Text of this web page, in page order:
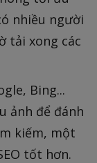
nhiều người
tải xong các
Bing...
ảnh để đánh
kiếm, một
tốt hơn.